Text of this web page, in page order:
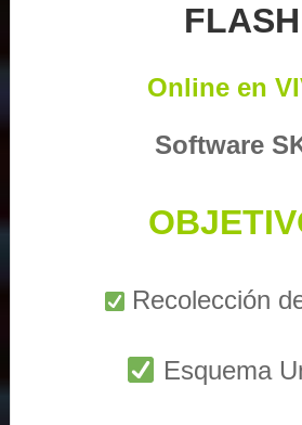
FLASH
Online en
Software
Recolección
Esquema